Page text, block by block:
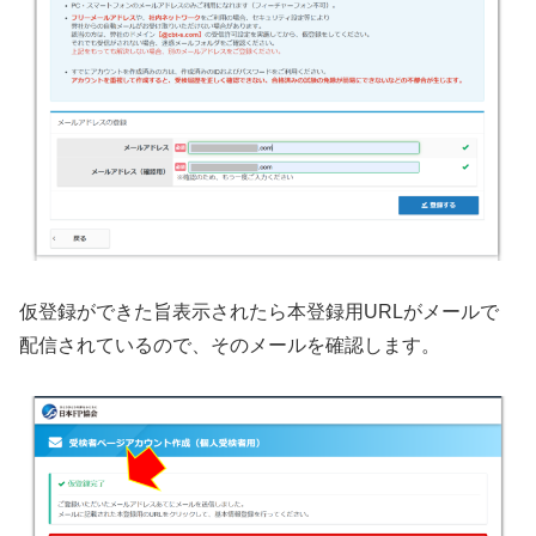
仮登録ができた旨表示されたら本登録用URLがメールで
配信されているので、そのメールを確認します。